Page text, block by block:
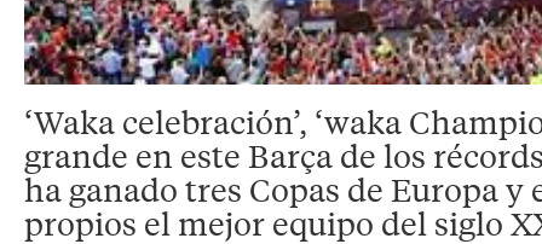
‘Waka celebración’, ‘waka
grande en este Barça de los
ha ganado tres Copas de Europa y
propios el mejor equipo del siglo